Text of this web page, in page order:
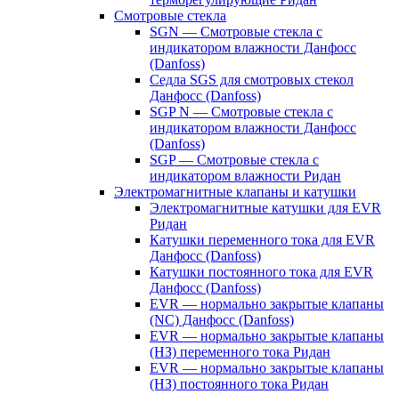
Смотровые стекла
SGN — Смотровые стекла с
индикатором влажности Данфосс
(Danfoss)
Седла SGS для смотровых стекол
Данфосс (Danfoss)
SGP N — Смотровые стекла с
индикатором влажности Данфосс
(Danfoss)
SGP — Смотровые стекла с
индикатором влажности Ридан
Электромагнитные клапаны и катушки
Электромагнитные катушки для EVR
Ридан
Катушки переменного тока для EVR
Данфосс (Danfoss)
Катушки постоянного тока для EVR
Данфосс (Danfoss)
EVR — нормально закрытые клапаны
(NC) Данфосс (Danfoss)
EVR — нормально закрытые клапаны
(НЗ) переменного тока Ридан
EVR — нормально закрытые клапаны
(НЗ) постоянного тока Ридан